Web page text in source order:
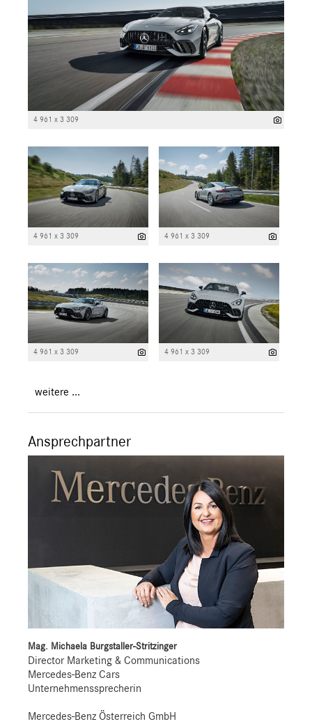
4 961 x 3 309
4 961 x 3 309 4 961 x 3 309
4 961 x 3 309 4 961 x 3 309
weitere ...
Ansprechpartner
Mag. Michaela Burgstaller-Stritzinger
Director Marketing & Communications
Mercedes-Benz Cars
Unternehmenssprecherin
Mercedes-Benz Österreich GmbH